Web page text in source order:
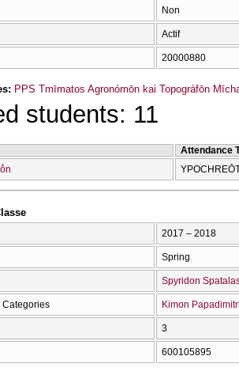
Non
Actif
20000880
PPS Tmīmatos Agronómōn kai Topográfōn
students: 11
Attendance
2017 – 2018
Spring
Spyridon
Categories Kimon
3
600105895